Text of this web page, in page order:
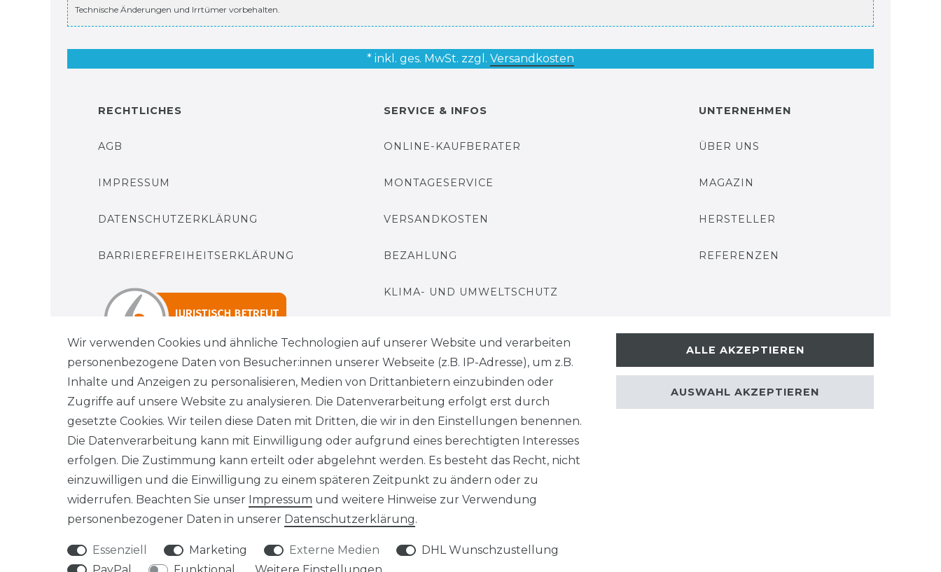
Technische Änderungen und Irrtümer vorbehalten.
* inkl. ges. MwSt. zzgl. Versandkosten
RECHTLICHES
AGB
IMPRESSUM
DATENSCHUTZERKLÄRUNG
BARRIEREFREIHEITSERKLÄRUNG
SERVICE & INFOS
ONLINE-KAUFBERATER
MONTAGESERVICE
VERSANDKOSTEN
BEZAHLUNG
KLIMA- UND UMWELTSCHUTZ
UNTERNEHMEN
ÜBER UNS
MAGAZIN
HERSTELLER
REFERENZEN
VERTRAG WIDERRUFEN
Klimaprofis GmbH & Co. KG
Design & supervision by MILLER
© Copyright 2026 | Alle Rechte vorbehalten.
Wir verwenden Cookies und ähnliche Technologien auf unserer Website und verarbeiten
personenbezogene Daten von Besucher:innen unserer Webseite (z.B. IP-Adresse), um z.B.
Inhalte und Anzeigen zu personalisieren, Medien von Drittanbietern einzubinden oder
Zugriffe auf unsere Website zu analysieren. Die Datenverarbeitung erfolgt erst durch
gesetzte Cookies. Wir teilen diese Daten mit Dritten, die wir in den Einstellungen benennen.
Die Datenverarbeitung kann mit Einwilligung oder aufgrund eines berechtigten Interesses
erfolgen. Die Zustimmung kann erteilt oder abgelehnt werden. Es besteht das Recht, nicht
einzuwilligen und die Einwilligung zu einem späteren Zeitpunkt zu ändern oder zu
widerrufen. Beachten Sie unser Impressum und weitere Hinweise zur Verwendung
personenbezogener Daten in unserer Daten­schutz­erklärung.
Essenziell Marketing Externe Medien
DHL Wunschzustellung
ALLE AKZEPTIEREN
AUSWAHL AKZEPTIEREN